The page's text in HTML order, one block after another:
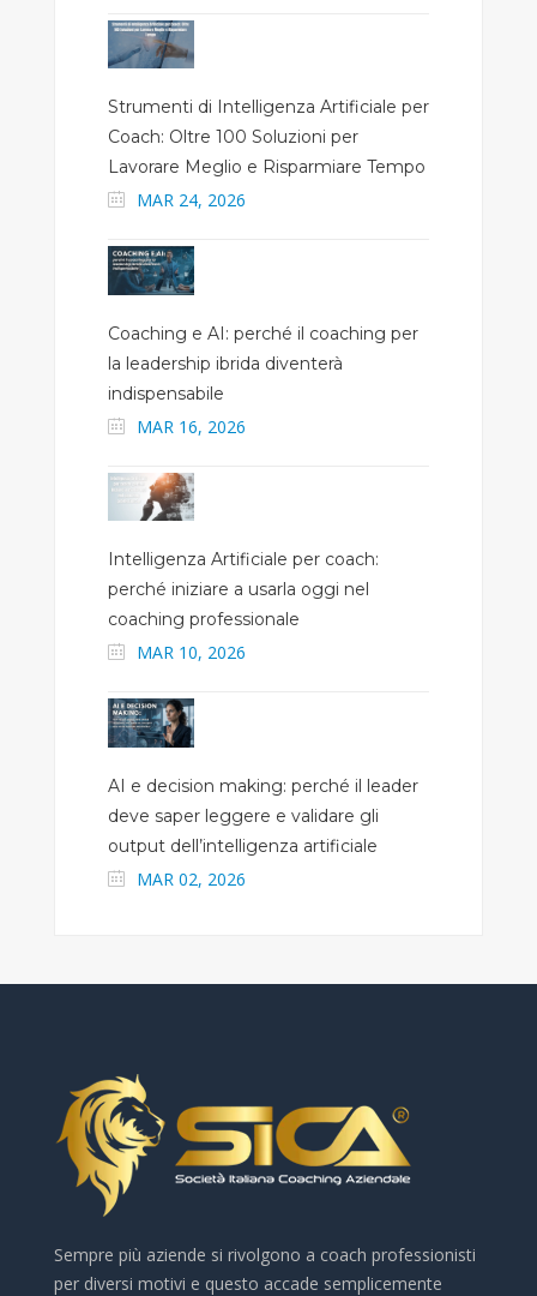
Strumenti di Intelligenza Artificiale per
Coach: Oltre 100 Soluzioni per
Lavorare Meglio e Risparmiare Tempo
MAR 24, 2026
Coaching e AI: perché il coaching per
la leadership ibrida diventerà
indispensabile
MAR 16, 2026
Intelligenza Artificiale per coach:
perché iniziare a usarla oggi nel
coaching professionale
MAR 10, 2026
AI e decision making: perché il leader
deve saper leggere e validare gli
output dell’intelligenza artificiale
MAR 02, 2026
Sempre più aziende si rivolgono a coach professionisti
per diversi motivi e questo accade semplicemente